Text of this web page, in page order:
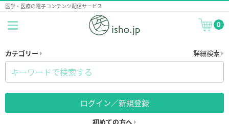
医学・医療の電子コンテンツ配信サービス
0
カテゴリー 詳細検索
ログイン／新規登録
初めての方へ